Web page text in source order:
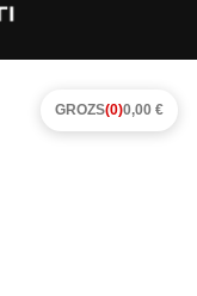
GROZS(0)0,00 €